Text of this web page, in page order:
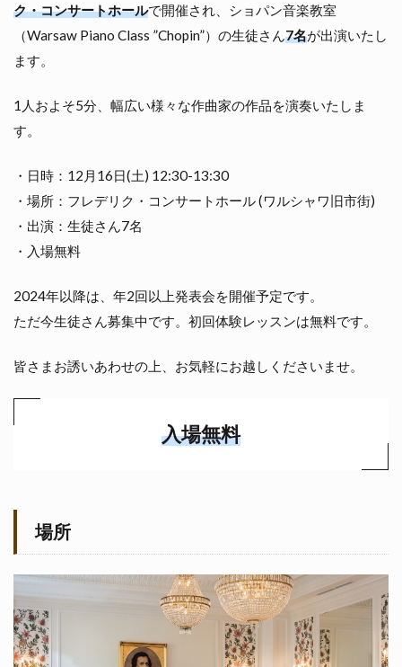
ク・コンサートホールで開催され、ショパン音楽教室
（Warsaw Piano Class ”Chopin”）の生徒さん7名が出演いたし
ます。
1人およそ5分、幅広い様々な作曲家の作品を演奏いたしま
す。
・日時：12月16日(土) 12:30-13:30
・場所：フレデリク・コンサートホール (ワルシャワ旧市街)
・出演：生徒さん7名
・入場無料
2024年以降は、年2回以上発表会を開催予定です。
ただ今生徒さん募集中です。初回体験レッスンは無料です。
皆さまお誘いあわせの上、お気軽にお越しくださいませ。
入場無料
場所